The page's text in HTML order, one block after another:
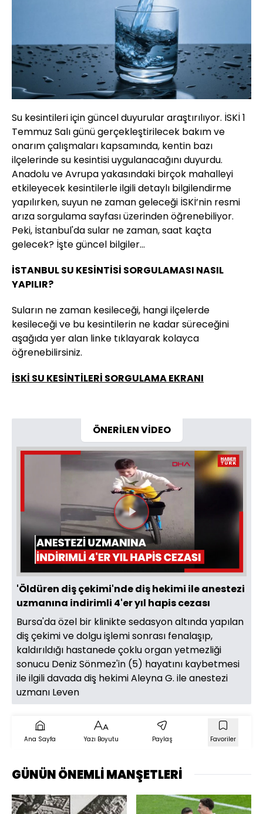
Su kesintileri için güncel duyurular araştırılıyor. İSKİ 1
Temmuz Salı günü gerçekleştirilecek bakım ve
onarım çalışmaları kapsamında, kentin bazı
ilçelerinde su kesintisi uygulanacağını duyurdu.
Anadolu ve Avrupa yakasındaki birçok mahalleyi
etkileyecek kesintilerle ilgili detaylı bilgilendirme
yapılırken, suyun ne zaman geleceği İSKİ’nin resmi
arıza sorgulama sayfası üzerinden öğrenebiliyor.
Peki, İstanbul'da sular ne zaman, saat kaçta
gelecek? İşte güncel bilgiler...
İSTANBUL SU KESİNTİSİ SORGULAMASI NASIL
YAPILIR?
Suların ne zaman kesileceği, hangi ilçelerde
kesileceği ve bu kesintilerin ne kadar süreceğini
aşağıda yer alan linke tıklayarak kolayca
öğrenebilirsiniz.
İSKİ SU KESİNTİLERİ SORGULAMA EKRANI
ÖNERİLEN VİDEO
Videoyu
Oynat
'Öldüren diş çekimi'nde diş hekimi ile anestezi
uzmanına indirimli 4'er yıl hapis cezası
Bursa'da özel bir klinikte sedasyon altında yapılan
diş çekimi ve dolgu işlemi sonrası fenalaşıp,
kaldırıldığı hastanede çoklu organ yetmezliği
sonucu Deniz Sönmez'in (5) hayatını kaybetmesi
ile ilgili davada diş hekimi Aleyna G. ile anestezi
uzmanı Leven
Ana Sayfa Yazı Boyutu Paylaş Favoriler
GÜNÜN ÖNEMLİ MANŞETLERİ